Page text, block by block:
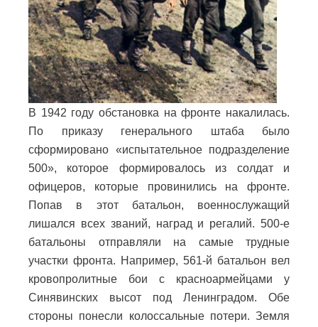
В 1942 году обстановка на фронте накалилась.
По приказу генерального штаба было
сформировано «испытательное подразделение
500», которое формировалось из солдат и
офицеров, которые провинились на фронте.
Попав в этот батальон, военнослужащий
лишался всех званий, наград и регалий. 500-е
батальоны отправляли на самые трудные
участки фронта. Например, 561-й батальон вел
кровопролитные бои с красноармейцами у
Синявинских высот под Ленинградом. Обе
стороны понесли колоссальные потери. Земля